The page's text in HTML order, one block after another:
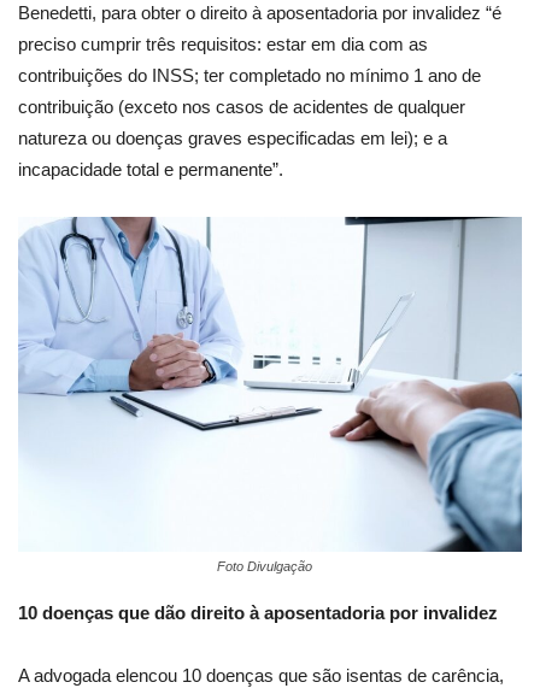
Benedetti, para obter o direito à aposentadoria por invalidez “é
preciso cumprir três requisitos: estar em dia com as
contribuições do INSS; ter completado no mínimo 1 ano de
contribuição (exceto nos casos de acidentes de qualquer
natureza ou doenças graves especificadas em lei); e a
incapacidade total e permanente”.
Foto Divulgação
10 doenças que dão direito à aposentadoria por invalidez
A advogada elencou 10 doenças que são isentas de carência,